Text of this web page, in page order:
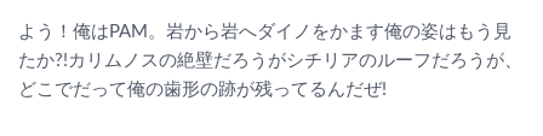
よう！俺はPAM。岩から岩へダイノをかます俺の姿はもう見
たか?!カリムノスの絶壁だろうがシチリアのルーフだろうが、
どこでだって俺の歯形の跡が残ってるんだぜ!